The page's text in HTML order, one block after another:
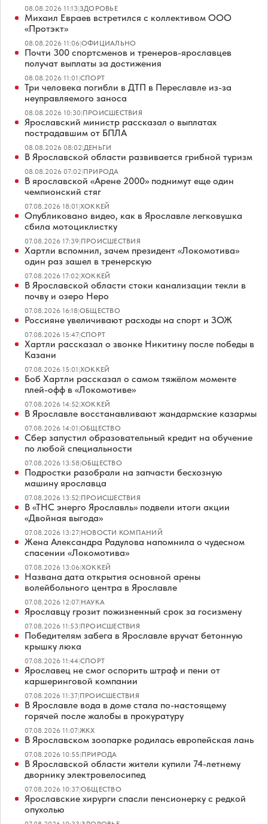
08.08.2026 11:13|ЗДОРОВЬЕ
Михаил Евраев встретился с коллективом ООО
«Протэкт»
08.08.2026 11:06|ОФИЦИАЛЬНО
Почти 300 спортсменов и тренеров-ярославцев
получат выплаты за достижения
08.08.2026 11:01|СПОРТ
Три человека погибли в ДТП в Переславле из-за
неуправляемого заноса
08.08.2026 10:30|ПРОИСШЕСТВИЯ
Ярославский министр рассказал о выплатах
пострадавшим от БПЛА
08.08.2026 08:02|ДЕНЬГИ
В Ярославской области развивается грибной туризм
08.08.2026 07:02|ПРИРОДА
В ярославской «Арене 2000» поднимут еще один
чемпионский стяг
07.08.2026 18:01|ХОККЕЙ
Опубликовано видео, как в Ярославле легковушка
сбила мотоциклистку
07.08.2026 17:39|ПРОИСШЕСТВИЯ
Хартли вспомнил, зачем президент «Локомотива»
один раз зашел в тренерскую
07.08.2026 17:02|ХОККЕЙ
В Ярославской области стоки канализации текли в
почву и озеро Неро
07.08.2026 16:18|ОБЩЕСТВО
Россияне увеличивают расходы на спорт и ЗОЖ
07.08.2026 15:47|СПОРТ
Хартли рассказал о звонке Никитину после победы в
Казани
07.08.2026 15:01|ХОККЕЙ
Боб Хартли рассказал о самом тяжёлом моменте
плей-офф в «Локомотиве»
07.08.2026 14:52|ХОККЕЙ
В Ярославле восстанавливают жандармские казармы
07.08.2026 14:01|ОБЩЕСТВО
Сбер запустил образовательный кредит на обучение
по любой специальности
07.08.2026 13:58|ОБЩЕСТВО
Подростки разобрали на запчасти бесхозную
машину ярославца
07.08.2026 13:52|ПРОИСШЕСТВИЯ
В «ТНС энерго Ярославль» подвели итоги акции
«Двойная выгода»
07.08.2026 13:27|НОВОСТИ КОМПАНИЙ
Жена Александра Радулова напомнила о чудесном
спасении «Локомотива»
07.08.2026 13:06|ХОККЕЙ
Названа дата открытия основной арены
волейбольного центра в Ярославле
07.08.2026 12:07|НАУКА
Ярославцу грозит пожизненный срок за госизмену
07.08.2026 11:53|ПРОИСШЕСТВИЯ
Победителям забега в Ярославле вручат бетонную
крышку люка
07.08.2026 11:44|СПОРТ
Ярославец не смог оспорить штраф и пени от
каршеринговой компании
07.08.2026 11:37|ПРОИСШЕСТВИЯ
В Ярославле вода в доме стала по-настоящему
горячей после жалобы в прокуратуру
07.08.2026 11:07|ЖКХ
В Ярославском зоопарке родилась европейская лань
07.08.2026 10:55|ПРИРОДА
В Ярославской области жители купили 74-летнему
дворнику электровелосипед
07.08.2026 10:37|ОБЩЕСТВО
Ярославские хирурги спасли пенсионерку с редкой
опухолью